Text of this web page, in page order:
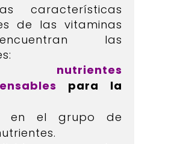
características
de las vitaminas
las
nutrientes
para la
en el grupo de